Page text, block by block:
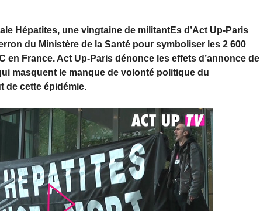
Hépatites, une vingtaine de militantEs d’Act Up-Paris
du Ministère de la Santé pour symboliser les 2 600
en France. Act Up-Paris dénonce les effets d’annonce de
masquent le manque de volonté politique du
de cette épidémie.